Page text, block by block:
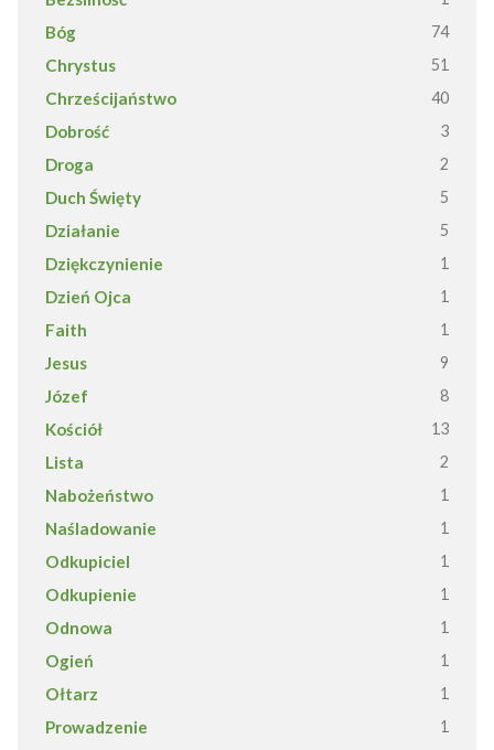
Bóg 74
Chrystus 51
Chrześcijaństwo 40
Dobrość 3
Droga 2
Duch Święty 5
Działanie 5
Dziękczynienie 1
Dzień Ojca 1
Faith 1
Jesus 9
Józef 8
Kościół 13
Lista 2
Nabożeństwo 1
Naśladowanie 1
Odkupiciel 1
Odkupienie 1
Odnowa 1
Ogień 1
Ołtarz 1
Prowadzenie 1